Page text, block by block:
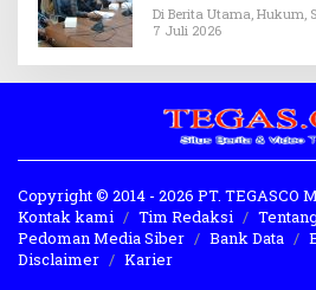
Di Berita Utama, Hukum,
7 Juli 2026
Copyright © 2014 - 2026 PT. TEGASCO
Kontak kami
Tim Redaksi
Pedoman Media Siber
Bank Data
Disclaimer
Karier